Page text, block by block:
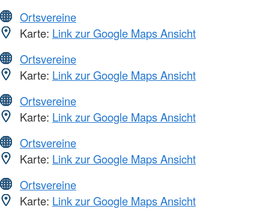
Ortsvereine
Karte: Link zur Google Maps Ansicht
Ortsvereine
Karte: Link zur Google Maps Ansicht
Ortsvereine
Karte: Link zur Google Maps Ansicht
Ortsvereine
Karte: Link zur Google Maps Ansicht
Ortsvereine
Karte: Link zur Google Maps Ansicht